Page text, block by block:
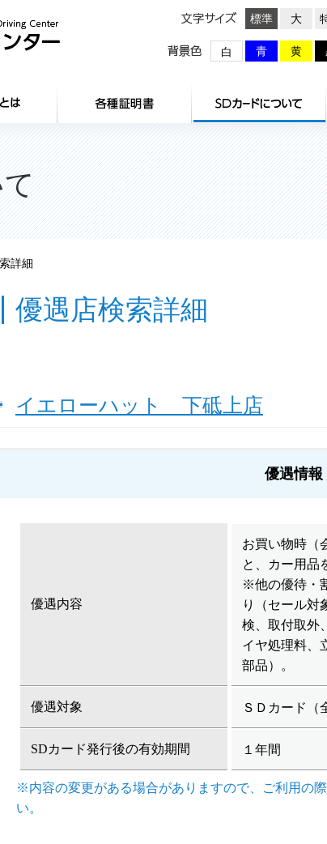
文字
標準 大
背景色
白 青 黄
詳細
優遇店検索詳細
イエローハット 下砥上店
優遇情報
優遇内容
お買い物時（
と、カー用品
※他の優待・
り（セール対
検、取付取外
イヤ処理料、
部品）。
優遇対象 ＳＤカード（
SDカード発行後の有効期間 １年間
※内容の変更がある場合がありますので、ご利用の
い。